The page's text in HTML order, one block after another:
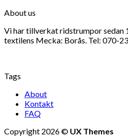
About us
Vi har tillverkat ridstrumpor sedan
textilens Mecka: Borås. Tel: 070-
Tags
About
Kontakt
FAQ
Copyright 2026 © UX Themes